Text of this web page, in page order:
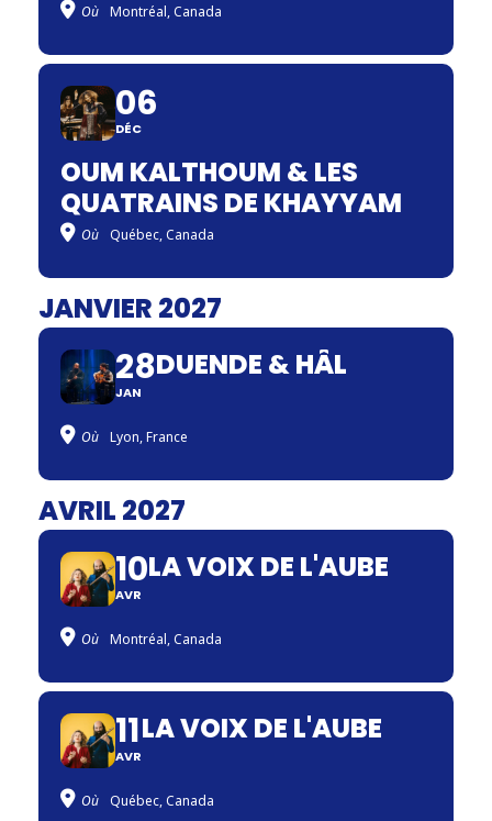
Où Montréal, Canada
06
DÉC
OUM KALTHOUM & LES
QUATRAINS DE KHAYYAM
Où Québec, Canada
JANVIER 2027
28
JAN
DUENDE & HÂL
Où Lyon, France
AVRIL 2027
10
AVR
LA VOIX DE L'AUBE
Où Montréal, Canada
11
AVR
LA VOIX DE L'AUBE
Où Québec, Canada